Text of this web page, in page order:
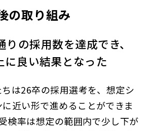
の取り組み
の採用数を達成でき、
に良い結果となった
は26卒の採用選考を、想定シ
近い形で進めることができま
検率は想定の範囲内で少し下が